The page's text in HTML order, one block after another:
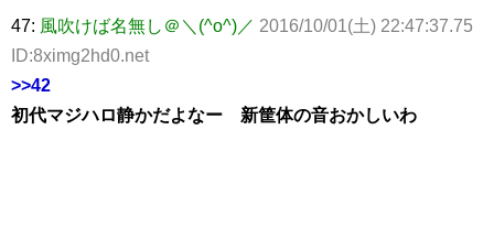
47: 風吹けば名無し＠＼(^o^)／ 2016/10/01(土) 22:47:37.75
ID:8ximg2hd0.net
>>42
初代マジハロ静かだよなー 新筐体の音おかしいわ